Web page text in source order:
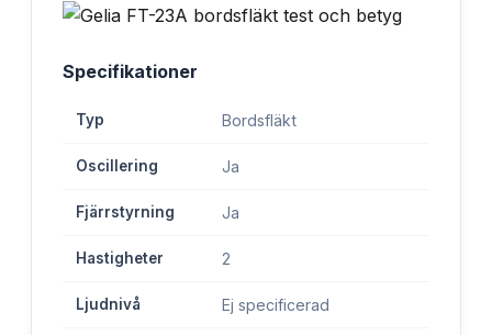
Specifikationer
Typ Bordsfläkt
Oscillering Ja
Fjärrstyrning Ja
Hastigheter 2
Ljudnivå Ej specificerad